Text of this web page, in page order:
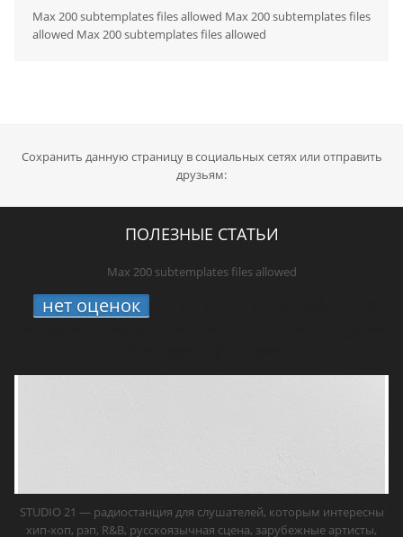
Max 200 subtemplates files allowed Max 200 subtemplates files
allowed Max 200 subtemplates files allowed
Сохранить данную страницу в социальных сетях или отправить
друзьям:
ПОЛЕЗНЫЕ СТАТЬИ
Max 200 subtemplates files allowed
нет оценок
STUDIO 21 — радиостанция для слушателей, которым интересны
хип-хоп, рэп, R&B, русскоязычная сцена, зарубежные артисты,